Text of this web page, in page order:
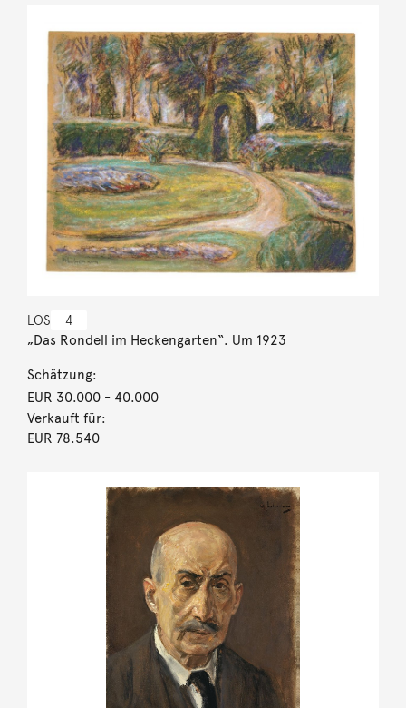
LOS 4
„Das Rondell im Heckengarten“. Um 1923
Schätzung:
EUR 30.000- 40.000
Verkauft für:
EUR 78.540